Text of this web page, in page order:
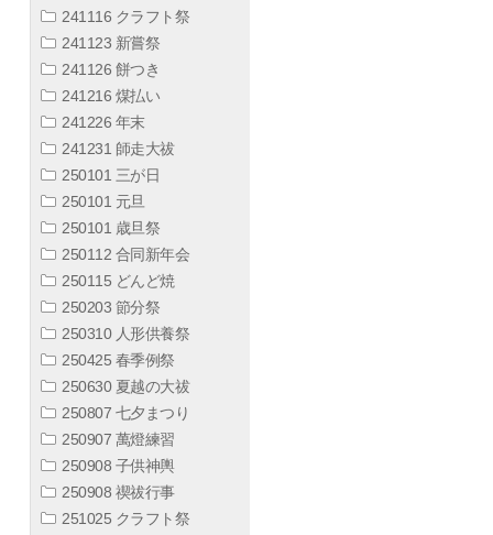
241116 クラフト祭
241123 新嘗祭
241126 餅つき
241216 煤払い
241226 年末
241231 師走大祓
250101 三が日
250101 元旦
250101 歳旦祭
250112 合同新年会
250115 どんど焼
250203 節分祭
250310 人形供養祭
250425 春季例祭
250630 夏越の大祓
250807 七夕まつり
250907 萬燈練習
250908 子供神輿
250908 禊祓行事
251025 クラフト祭